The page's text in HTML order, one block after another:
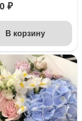
₽
В корзину